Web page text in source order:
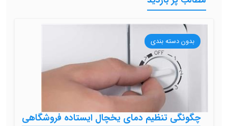
بدون دسته بندی
چگونگی تنظیم دمای یخچال ایستاده فروشگاهی